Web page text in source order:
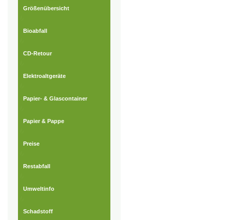
Größenübersicht
Bioabfall
CD-Retour
Elektroaltgeräte
Papier- & Glascontainer
Papier & Pappe
Preise
Restabfall
Umweltinfo
Schadstoff